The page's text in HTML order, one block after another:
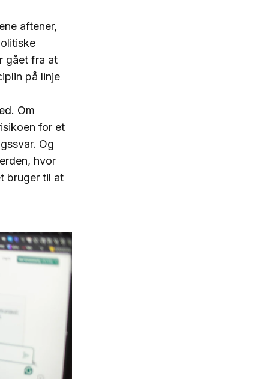
aftener,
gået fra at
på linje
Om
for et
Og
hvor
bruger til at